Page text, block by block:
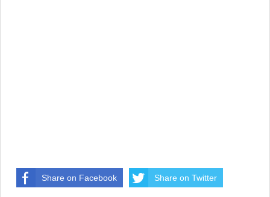
Share on Facebook Share on Twitter